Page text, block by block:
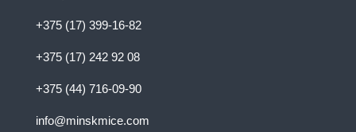
+375 (17) 399-16-82
+375 (17) 242 92 08
+375 (44) 716-09-90
info@minskmice.com